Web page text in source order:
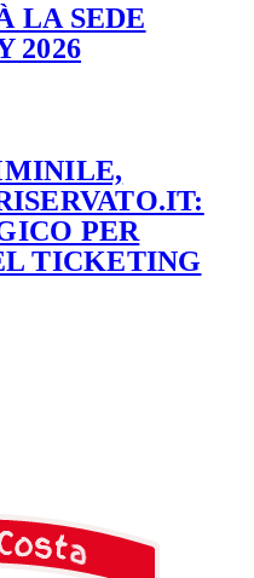
LA SEDE
2026
PER
TICKETING